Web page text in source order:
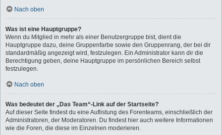
Nach oben
Was ist eine Hauptgruppe?
Wenn du Mitglied in mehr als einer Benutzergruppe bist, dient die
Hauptgruppe dazu, deine Gruppenfarbe sowie den Gruppenrang, der bei dir
standardmäßig angezeigt wird, festzulegen. Ein Administrator kann dir die
Berechtigung geben, deine Hauptgruppe im persönlichen Bereich selbst
festzulegen.
Nach oben
Was bedeutet der „Das Team“-Link auf der Startseite?
Auf dieser Seite findest du eine Auflistung des Forenteams, einschließlich der
Administratoren, der Moderatoren. Du findest hier auch weitere Informationen
wie die Foren, die diese im Einzelnen moderieren.